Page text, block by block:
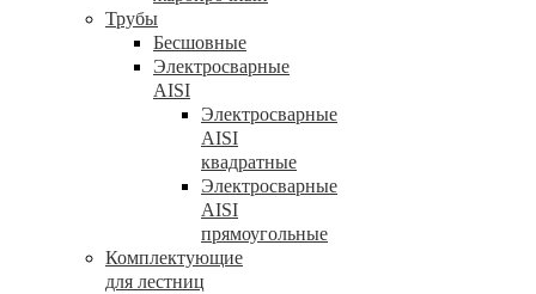
Трубы
Бесшовные
Электросварные
AISI
Электросварные
AISI
квадратные
Электросварные
AISI
прямоугольные
Комплектующие
для лестниц